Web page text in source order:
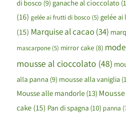
di bosco (9) ganache al cioccolato
(16) gelée ai frutti di bosco (5) gelée
(15) Marquise al cacao(34)
mascarpone (5) mirror cake (8)
mousse al cioccolato (48)
alla panna (9) mousse alla vaniglia
Mousse alle mandorle (13)
cake (15) Pan di spagna (10) panna